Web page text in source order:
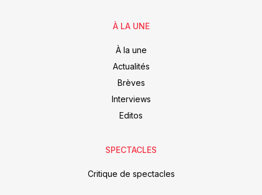
À LA UNE
À la une
Actualités
Brèves
Interviews
Editos
SPECTACLES
Critique de spectacles